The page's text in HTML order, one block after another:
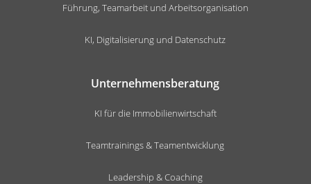
Führung, Teamarbeit und Arbeitsorganisation
KI, Digitalisierung und Datenschutz
Unternehmensberatung
KI für die Immobilienwirtschaft
Teamtrainings & Teamentwicklung
Leadership & Coaching